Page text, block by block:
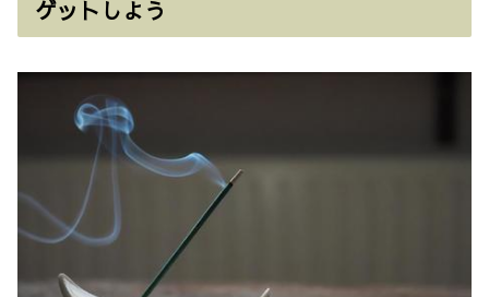
ゲットしよう